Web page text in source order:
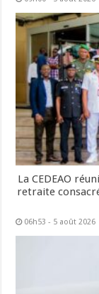
La CEDEAO
retraite
06h53 - 5 août 2026